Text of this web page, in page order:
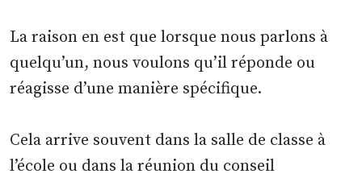
La raison en est que lorsque nous parlons à
quelqu’un, nous voulons qu’il réponde ou
réagisse d’une manière spécifique.
Cela arrive souvent dans la salle de classe à
l’école ou dans la réunion du conseil